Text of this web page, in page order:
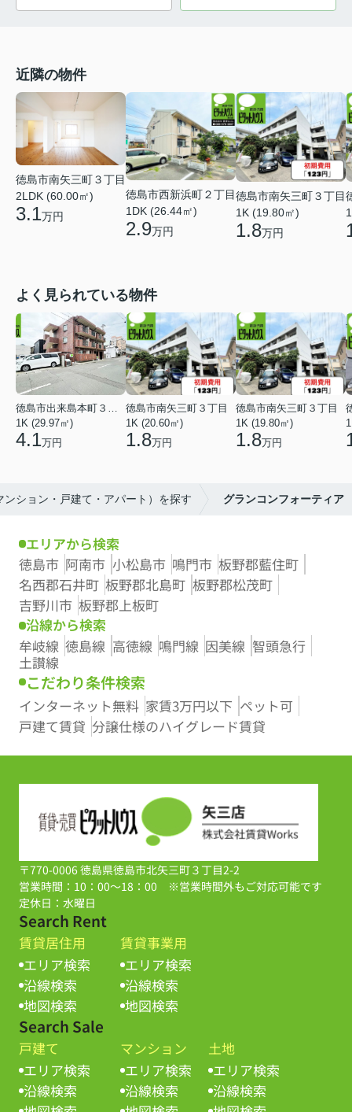
近隣の物件
徳島市南矢三町３丁目
2LDK (60.00㎡)
3.1万円
徳島市西新浜町２丁目
1DK (26.44㎡)
2.9万円
徳島市南矢三町３丁目
1K (19.80㎡)
1.8万円
よく見られている物件
1K (29.97㎡)
4.1万円
徳島市南矢三町３丁目
1K (20.60㎡)
1.8万円
徳島市南矢三町３丁目
1K (19.80㎡)
1.8万円
ション・戸建て・アパート）を探す グランコンフォーティア
エリアから検索
徳島市 阿南市 小松島市 鳴門市 板野郡藍住町
名西郡石井町 板野郡北島町 板野郡松茂町
吉野川市 板野郡上板町
沿線から検索
牟岐線 徳島線 高徳線 鳴門線 因美線 智頭急行
土讃線
こだわり条件検索
インターネット無料 家賃3万円以下 ペット可
戸建て賃貸 分譲仕様のハイグレード賃貸
〒770-0006 徳島県徳島市北矢三町３丁目2-2
営業時間：10：00～18：00 ※営業時間外もご対応可能です
定休日：水曜日
Search Rent
賃貸居住用
エリア検索
沿線検索
地図検索
賃貸事業用
エリア検索
沿線検索
地図検索
Search Sale
戸建て
エリア検索
沿線検索
マンション
エリア検索
沿線検索
土地
エリア検索
沿線検索